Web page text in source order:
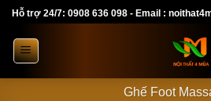
Skip
content
Hỗ trợ 24/7: 0908 636 098 - Email :
Ghế Foot